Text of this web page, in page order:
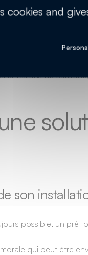
d’un soutien
pour bénéficier
L’incitation à
émissions de
son
possible, un
qui peut être
cookies and